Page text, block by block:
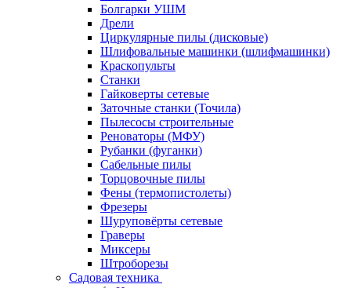
Болгарки УШМ
Дрели
Циркулярные пилы (дисковые)
Шлифовальные машинки (шлифмашинки)
Краскопульты
Станки
Гайковерты сетевые
Заточные станки (Точила)
Пылесосы строительные
Реноваторы (МФУ)
Рубанки (фуганки)
Сабельные пилы
Торцовочные пилы
Фены (термопистолеты)
Фрезеры
Шуруповёрты сетевые
Граверы
Миксеры
Штроборезы
Садовая техника